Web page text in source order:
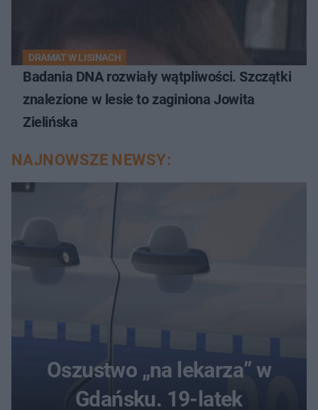
DRAMAT W LISINACH
Badania DNA rozwiały wątpliwości. Szczątki
znalezione w lesie to zaginiona Jowita
Zielińska
NAJNOWSZE NEWSY:
Oszustwo „na lekarza” w
Gdańsku. 19-latek